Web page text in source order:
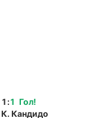
Гол!
1 :1
К. Кандидо